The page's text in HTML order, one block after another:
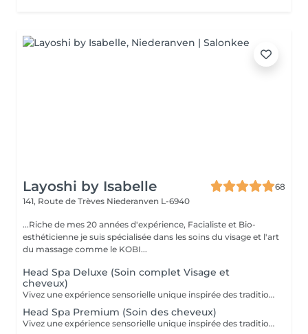
Layoshi by Isabelle
68
141, Route de Trèves Niederanven L-6940
...Riche de mes 20 années d'expérience, Facialiste et Bio-
esthéticienne je suis spécialisée dans les soins du visage et l'art
du massage comme le KOBI...
Head Spa Deluxe (Soin complet Visage et
cheveux)
Vivez une expérience sensorielle unique inspirée des traditions anciennes japonaises dédiées au soin du corps et à l'apaisement de l'esprit. Le Head Spa combine soin des cheveux et du visage pour améliorer la revitalisation du cuir chevelu tout en favorisant la réduction du stress et la relaxation générale: - Démaquillage du visage - Massage du visage manuel "coup d'éclat" - Massage manuel des épaules, de la nuque et du cuir chevelu à l'huile précieuse et utilisation de différents outils - Fontaine d'eau chaude - Masque visage hydratant - Shampoing - Masque capillaire sous bain de vapeur + sérum - Massage des mains et des bras. - Crème + Sérum visage hydradants - Séchage des cheveux (15 minutes)
Head Spa Premium (Soin des cheveux)
Vivez une expérience sensorielle unique inspirée des traditions anciennes japonaises dédiées au soin du corps et à l'apaisement de l'esprit. Le Head Spa combine soin des cheveux et du visage pour améliorer la revitalisation du cuir chevelu tout en favorisant la réduction du stress et la relaxation générale: - Démaquillage du visage - Massage manuel des épaules, de la nuque et du cuir chevelu à l'huile précieuse et utilisation de différents outils - Fontaine d'eau chaude - Shampoing - Masque capillaire sous bain de vapeur + sérum - Massage des mains et des bras. - Séchage des cheveux (15 minutes)